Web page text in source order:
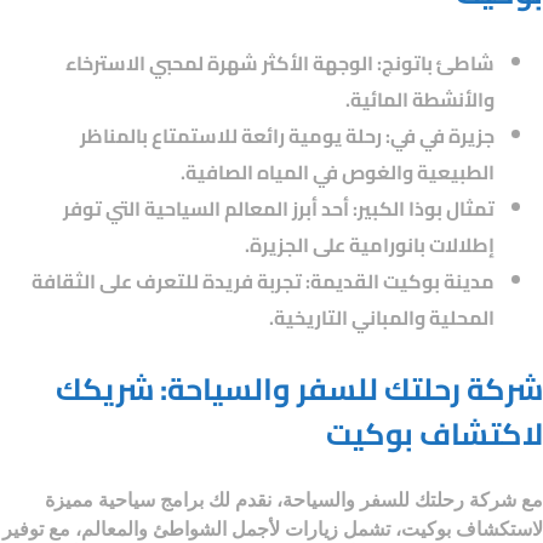
شاطئ باتونج: الوجهة الأكثر شهرة لمحبي الاسترخاء
والأنشطة المائية.
جزيرة في في: رحلة يومية رائعة للاستمتاع بالمناظر
الطبيعية والغوص في المياه الصافية.
تمثال بوذا الكبير: أحد أبرز المعالم السياحية التي توفر
إطلالات بانورامية على الجزيرة.
مدينة بوكيت القديمة: تجربة فريدة للتعرف على الثقافة
المحلية والمباني التاريخية.
شركة رحلتك للسفر والسياحة: شريكك
لاكتشاف بوكيت
مع شركة رحلتك للسفر والسياحة، نقدم لك برامج سياحية مميزة
لاستكشاف بوكيت، تشمل زيارات لأجمل الشواطئ والمعالم، مع توفير